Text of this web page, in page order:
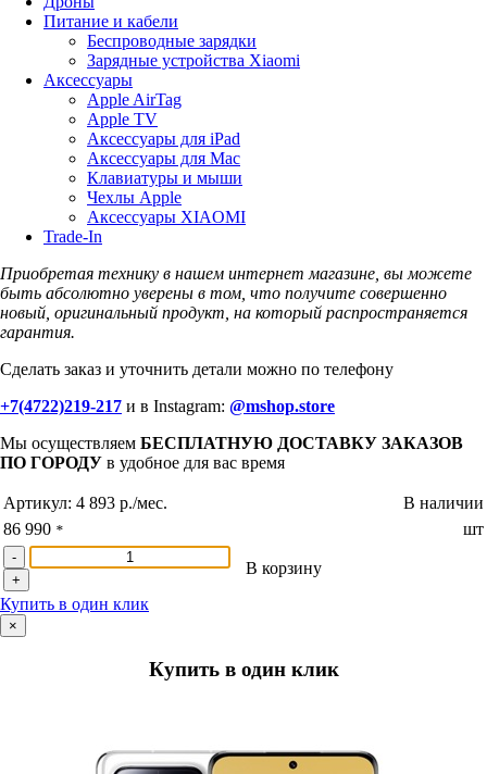
Питание и кабели
Беспроводные зарядки
Зарядные устройства Xiaomi
Аксессуары
Apple AirTag
Apple TV
Аксессуары для iPad
Аксессуары для Mac
Клавиатуры и мыши
Чехлы Apple
Аксессуары XIAOMI
Trade-In
Приобретая технику в нашем интернет магазине, вы можете
быть абсолютно уверены в том, что получите совершенно
новый, оригинальный продукт, на который распространяется
гарантия.
Сделать заказ и уточнить детали можно по телефону
+7(4722)219-217 и в Instagram: @mshop.store
Мы осуществляем БЕСПЛАТНУЮ ДОСТАВКУ ЗАКАЗОВ
ПО ГОРОДУ в удобное для вас время
Артикул: 4 893 р./мес.
В наличии
86 990 * шт
-
+
В корзину
Купить в один клик
×
Купить в один клик